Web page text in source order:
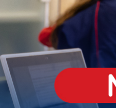
MÉDIO
igh School